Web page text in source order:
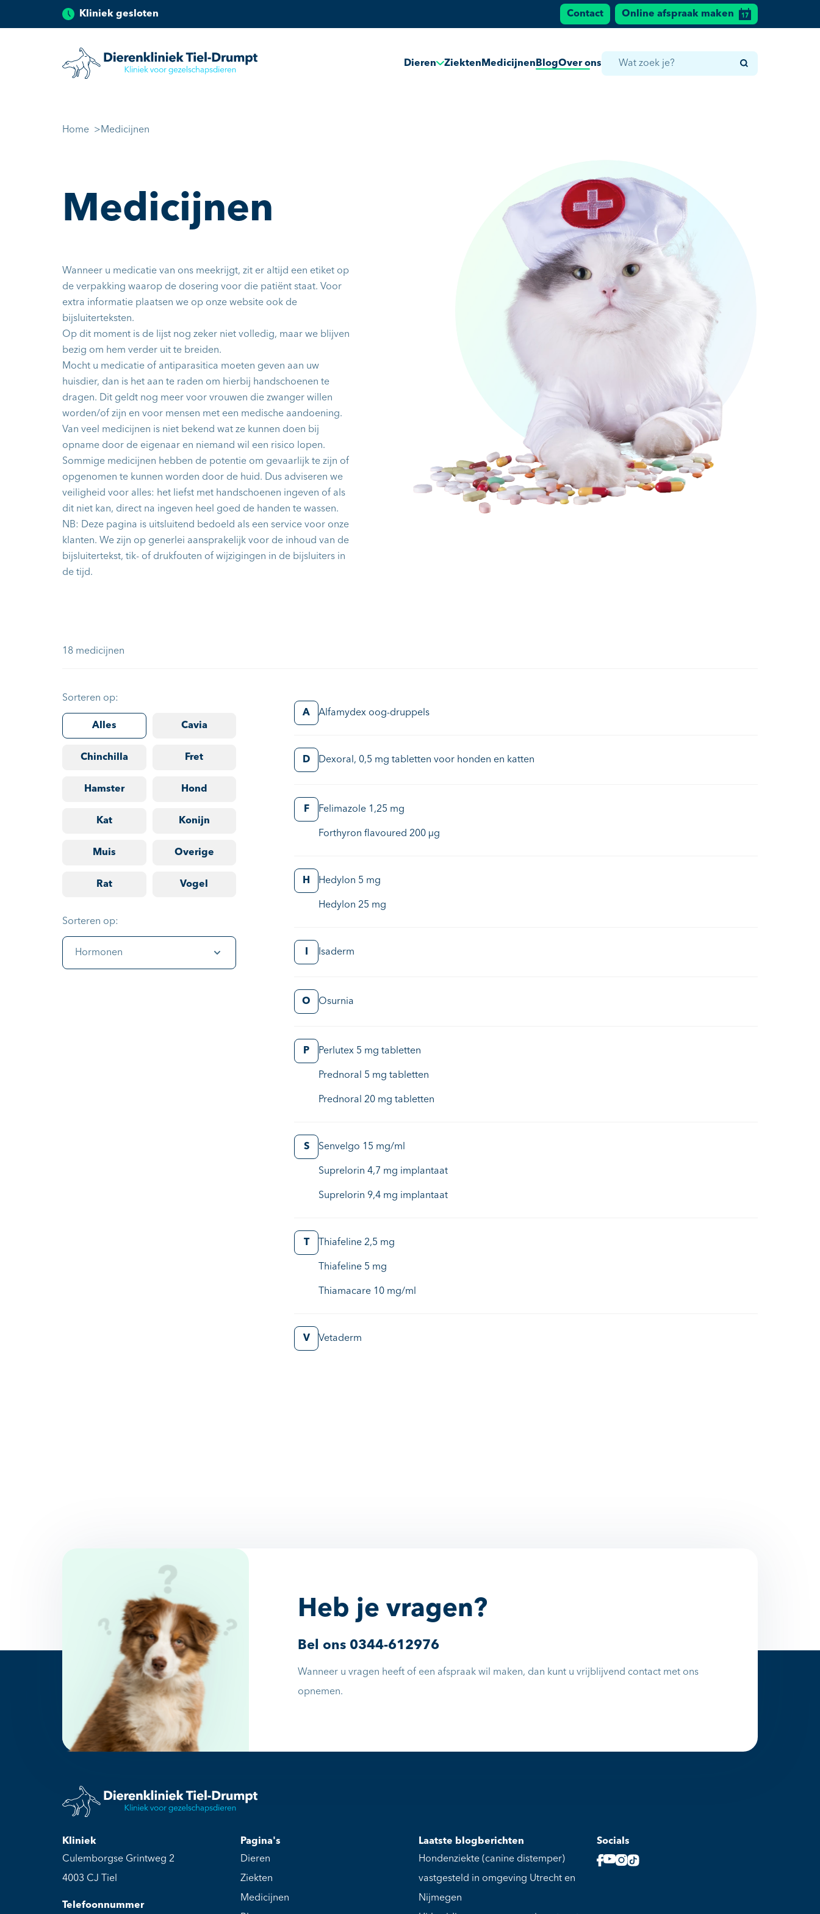
Kliniek gesloten Contact Online afspraak maken
Dieren Ziekten Medicijnen BlogOver ons
Home Medicijnen
Medicijnen
Wanneer u medicatie van ons meekrijgt, zit er altijd een etiket op
de verpakking waarop de dosering voor die patiënt staat. Voor
extra informatie plaatsen we op onze website ook de
bijsluiterteksten.
Op dit moment is de lijst nog zeker niet volledig, maar we blijven
bezig om hem verder uit te breiden.
Mocht u medicatie of antiparasitica moeten geven aan uw
huisdier, dan is het aan te raden om hierbij handschoenen te
dragen. Dit geldt nog meer voor vrouwen die zwanger willen
worden/of zijn en voor mensen met een medische aandoening.
Van veel medicijnen is niet bekend wat ze kunnen doen bij
opname door de eigenaar en niemand wil een risico lopen.
Sommige medicijnen hebben de potentie om gevaarlijk te zijn of
opgenomen te kunnen worden door de huid. Dus adviseren we
veiligheid voor alles: het liefst met handschoenen ingeven of als
dit niet kan, direct na ingeven heel goed de handen te wassen.
NB: Deze pagina is uitsluitend bedoeld als een service voor onze
klanten. We zijn op generlei aansprakelijk voor de inhoud van de
bijsluitertekst, tik- of drukfouten of wijzigingen in de bijsluiters in
de tijd.
18 medicijnen
Sorteren op:
Alles Cavia
Chinchilla Fret
Hamster Hond
Kat Konijn
Muis Overige
Rat Vogel
Sorteren op:
Hormonen
A Alfamydex oog-druppels
D Dexoral, 0,5 mg tabletten voor honden en katten
F Felimazole 1,25 mg
Forthyron flavoured 200 μg
H Hedylon 5 mg
Hedylon 25 mg
Isaderm
O Osurnia
P Perlutex 5 mg tabletten
Prednoral 5 mg tabletten
Prednoral 20 mg tabletten
S Senvelgo 15 mg/ml
Suprelorin 4,7 mg implantaat
Suprelorin 9,4 mg implantaat
T Thiafeline 2,5 mg
Thiafeline 5 mg
Thiamacare 10 mg/ml
V Vetaderm
Heb je vragen?
Bel ons 0344-612976
Wanneer u vragen heeft of een afspraak wil maken, dan kunt u vrijblijvend contact met ons
opnemen.
Kliniek
Culemborgse Grintweg 2
4003 CJ Tiel
Telefoonnummer
Pagina's
Dieren
Ziekten
Medicijnen
Laatste blogberichten
Hondenziekte (canine distemper)
vastgesteld in omgeving Utrecht en
Nijmegen
Socials